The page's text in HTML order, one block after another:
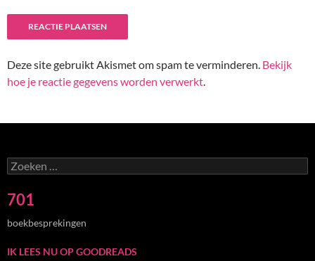
Deze site gebruikt Akismet om spam te verminderen. Bekijk
hoe je reactie gegevens worden verwerkt.
Zoeken
naar:
701
boekbesprekingen
IK LEES NU OP GOODREADS